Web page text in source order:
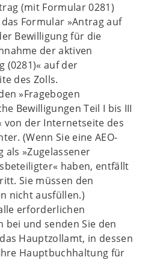
(mit Formular 0281)
das Formular »Antrag auf
Bewilligung für die
der aktiven
(0281)« auf der
des Zolls.
»Fragebogen
Bewilligungen Teil I bis III
von der Internetseite des
(Wenn Sie eine AEO-
als »Zugelassener
haben, entfällt
Sie müssen den
nicht ausfüllen.)
erforderlichen
bei und senden Sie den
Hauptzollamt, in dessen
Hauptbuchhaltung für